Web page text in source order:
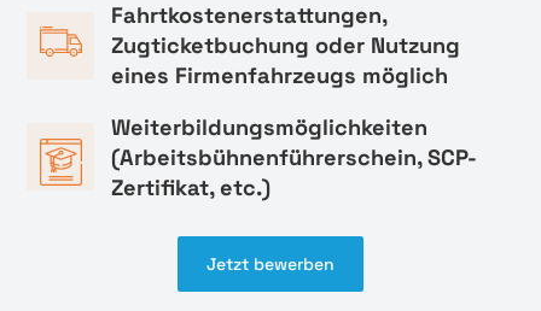
Fahrtkostenerstattungen,
Zugticketbuchung oder Nutzung
eines Firmenfahrzeugs möglich
Weiterbildungsmöglichkeiten
(Arbeitsbühnenführerschein, SCP-
Zertifikat, etc.)
Jetzt bewerben